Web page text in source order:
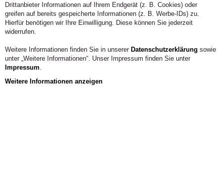
Zur Vita
Telefon:
KONTAKT
Drittanbieter Informationen auf Ihrem Endgerät (z. B. Cookies) oder
greifen auf bereits gespeicherte Informationen (z. B. Werbe-IDs) zu.
Hierfür benötigen wir Ihre Einwilligung. Diese können Sie jederzeit
widerrufen.
Weitere Informationen finden Sie in unserer Datenschutzerklärung sowie
unter „Weitere Informationen“. Unser Impressum finden Sie unter
Impressum.
Weitere Informationen anzeigen